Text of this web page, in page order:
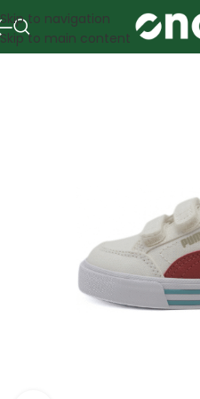
Skip to navigation
Skip to main content